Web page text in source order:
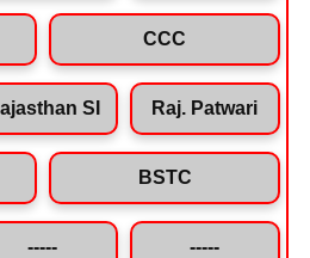
CCC
SI Raj. Patwari
BSTC
----- -----